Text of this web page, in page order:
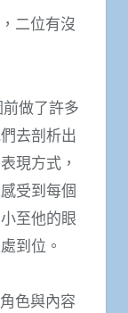
二位有沒
做了許多
去剖析出
現方式，
受到每個
至他的眼
到位。
色與內容